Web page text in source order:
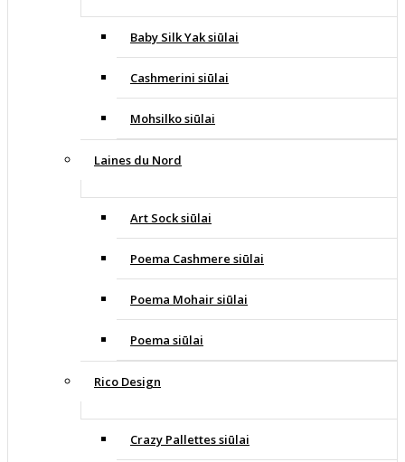
Baby Silk Yak siūlai
Cashmerini siūlai
Mohsilko siūlai
Laines du Nord
Art Sock siūlai
Poema Cashmere siūlai
Poema Mohair siūlai
Poema siūlai
Rico Design
Crazy Pallettes siūlai